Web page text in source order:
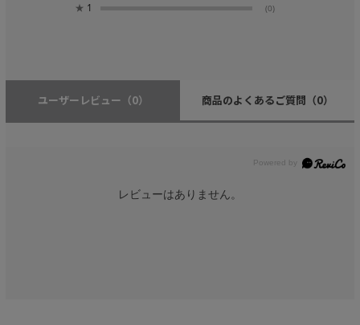
★ 1 (0)
ユーザーレビュー （0） 商品のよくあるご質問 （0）
レビューはありません。